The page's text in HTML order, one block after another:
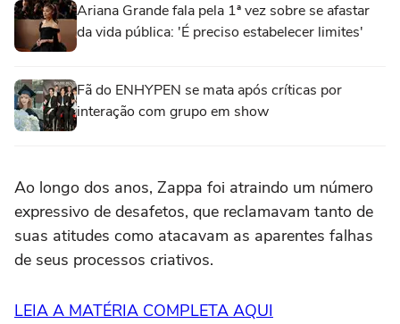
Ariana Grande fala pela 1ª vez sobre se afastar
da vida pública: 'É preciso estabelecer limites'
Fã do ENHYPEN se mata após críticas por
interação com grupo em show
Ao longo dos anos, Zappa foi atraindo um número
expressivo de desafetos, que reclamavam tanto de
suas atitudes como atacavam as aparentes falhas
de seus processos criativos.
LEIA A MATÉRIA COMPLETA AQUI